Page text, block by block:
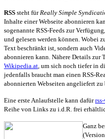
RSS steht für Really Simple
Inhalte einer Webseite abonnieren
sogenannte RSS-Feeds zur
und gelesen werden können. Wobei
Text beschränkt ist, sondern auch
abonnieren kann. Nähere Details zur
Wikipedia.at , um sich noch tiefer in
jedenfalls braucht man einen RSS-
abonnierten Webseiten angeliefert zu
Eine erste Anlaufstelle kann dafür
Reihe von Links zu i.d.R. frei
Ganz